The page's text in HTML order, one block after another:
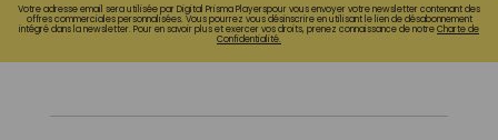
Votre adresse email sera utilisée par Digital Prisma Playerspour vous envoyer votre newsletter contenant des
offres commerciales personnalisées. Vous pourrez vous désinscrire en utilisant le lien de désabonnement
intégré dans la newsletter. Pour en savoir plus et exercer vos droits, prenez connaissance de notreCharte de
Confidentialité.